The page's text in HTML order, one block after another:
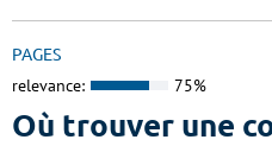
PAGES
relevance: 75%
Où trouver une